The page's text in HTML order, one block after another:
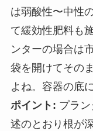
は弱酸性〜中性
て緩効性肥料も
ンターの場合は
袋を開けてその
よね。容器の底
ポイント: プラ
述のとおり根が